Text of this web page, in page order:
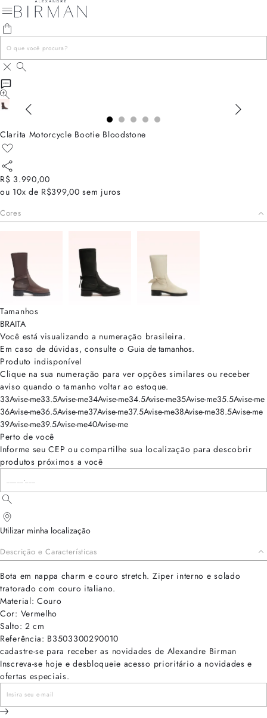
Clarita Motorcycle Bootie Bloodstone
R$ 3.990,00
ou 10x de R$399,00 sem juros
Cores
Tamanhos
BRAITA
Você está visualizando a numeração brasileira.
Em caso de dúvidas, consulte o Guia de tamanhos.
Produto indisponível
Clique na sua numeração para ver opções similares ou receber
aviso quando o tamanho voltar ao estoque.
33Avise-me33.5Avise-me34Avise-me34.5Avise-me35Avise-me35.5Avise-me
36Avise-me36.5Avise-me37Avise-me37.5Avise-me38Avise-me38.5Avise-me
39Avise-me39.5Avise-me40Avise-me
Perto de você
Informe seu CEP ou compartilhe sua localização para descobrir
produtos próximos a você
Utilizar minha localização
Descrição e Características
Bota em nappa charm e couro stretch. Ziper interno e solado
tratorado com couro italiano.
Material: Couro
Cor: Vermelho
Salto: 2 cm
Referência: B3503300290010
cadastre-se para receber as novidades de Alexandre Birman
Inscreva-se hoje e desbloqueie acesso prioritário a novidades e
ofertas especiais.